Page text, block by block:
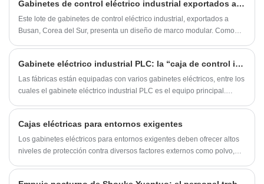
en los escenarios y el rendimiento aplicables.
Gabinetes de control eléctrico industrial exportados a Corea
Este lote de gabinetes de control eléctrico industrial, exportados a
Busan, Corea del Sur, presenta un diseño de marco modular. Como
requisitos específicos de personalización y aplicación práctica de los
clientes extranjeros.
Gabinete eléctrico industrial PLC: la “caja de control inteligente” de la automatización industrial
Las fábricas están equipadas con varios gabinetes eléctricos, entre los
cuales el gabinete eléctrico industrial PLC es el equipo principal.
central industrial difiere de una PC normal.
Cajas eléctricas para entornos exigentes
Los gabinetes eléctricos para entornos exigentes deben ofrecer altos
niveles de protección contra diversos factores externos como polvo,